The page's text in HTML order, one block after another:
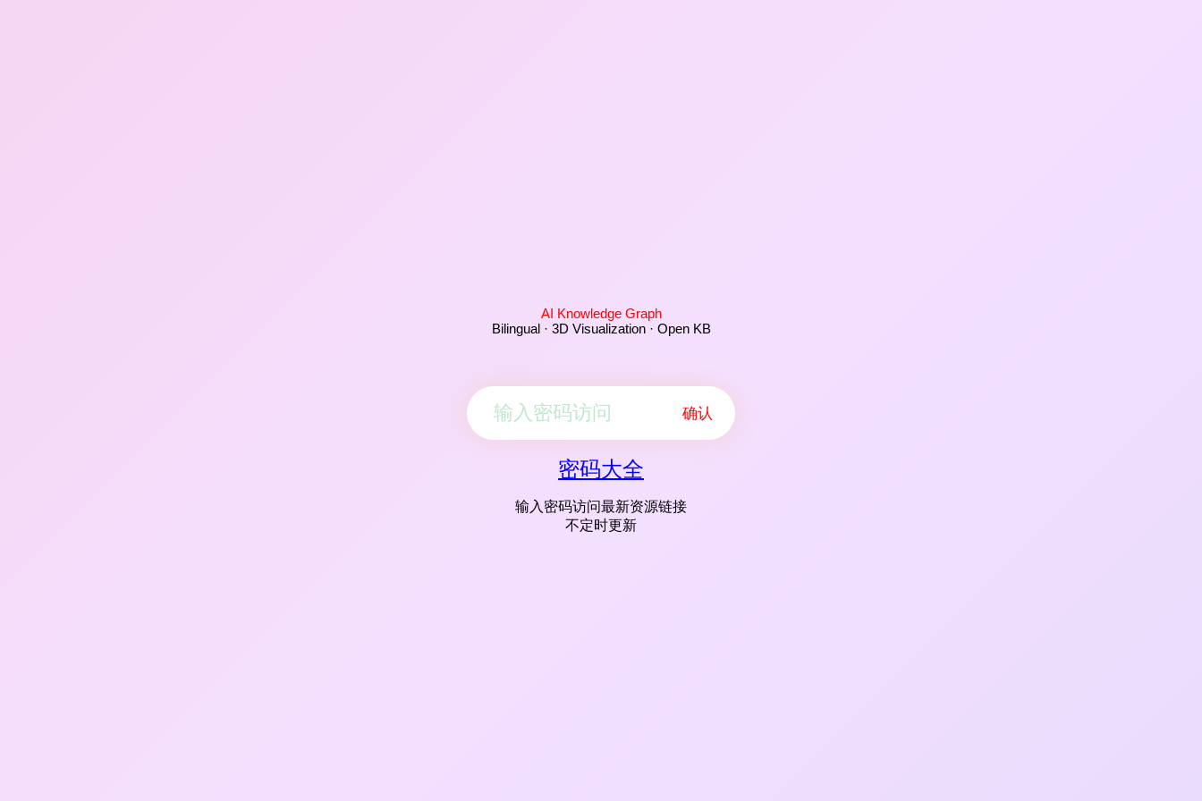
AI Knowledge Graph
Bilingual · 3D Visualization · Open KB
确认
密码大全
输入密码访问最新资源链接
不定时更新